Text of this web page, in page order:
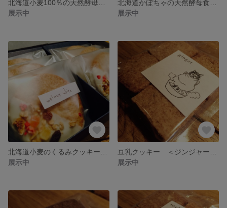
展示中
展示中
展示中
展示中